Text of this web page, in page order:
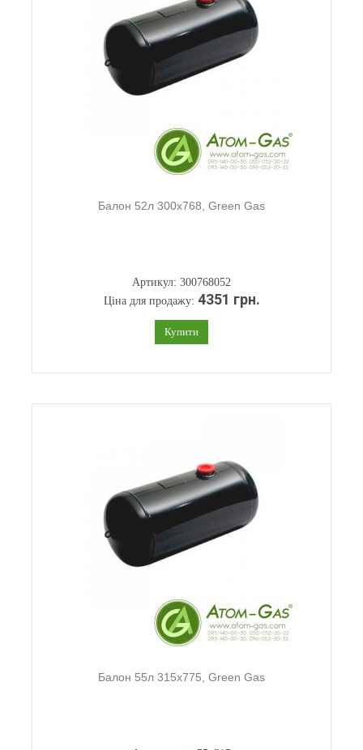
Балон 52л 300х768, Green Gas
Артикул: 300768052
Ціна для продажу: 4351 грн.
Купити
Балон 55л 315х775, Green Gas